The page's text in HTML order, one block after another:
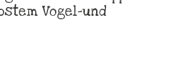
Vogel-und